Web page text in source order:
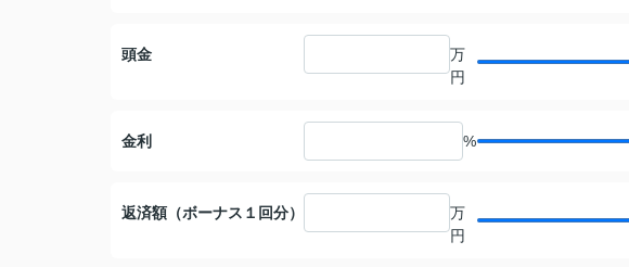
頭金
万
円
金利 %
返済額（ボーナス１回分）
万
円